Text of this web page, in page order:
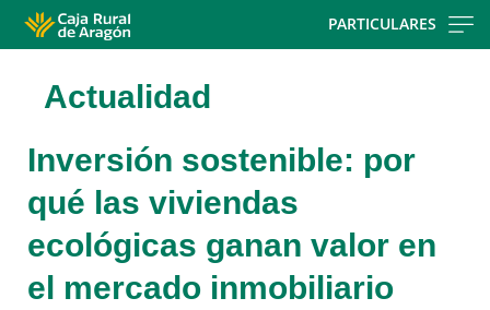
PARTICULARES
Actualidad
Inversión sostenible: por
qué las viviendas
ecológicas ganan valor en
el mercado inmobiliario